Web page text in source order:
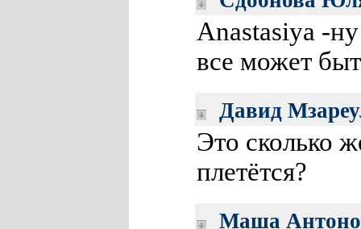
Anastasiya -
все может
Давид
Это сколько
плетётся?
Маша